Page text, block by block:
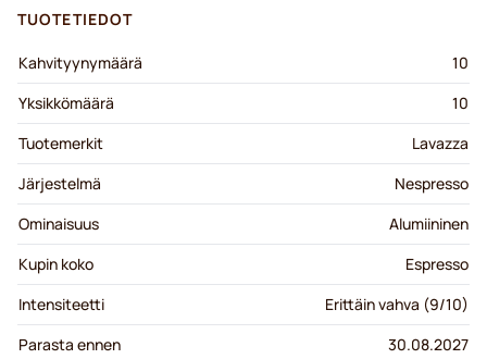
TUOTETIEDOT
Kahvityynymäärä
10
Yksikkömäärä
10
Tuotemerkit
Lavazza
Järjestelmä
Nespresso
Ominaisuus
Alumiininen
Kupin koko
Espresso
Intensiteetti
Erittäin vahva (9/10)
Parasta ennen
30.08.2027